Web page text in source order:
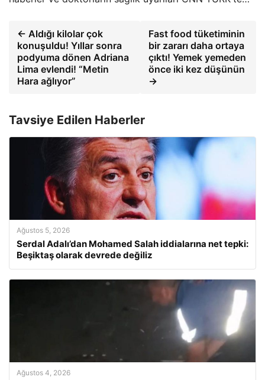
← Aldığı kilolar çok
konuşuldu! Yıllar sonra
podyuma dönen Adriana
Lima evlendi! “Metin
Hara ağlıyor”
Fast food tüketiminin
bir zararı daha ortaya
çıktı! Yemek yemeden
önce iki kez düşünün
→
Tavsiye Edilen Haberler
Ağustos 5, 2026
Serdal Adalı’dan Mohamed Salah iddialarına net tepki:
Beşiktaş olarak devrede değiliz
Ağustos 4, 2026